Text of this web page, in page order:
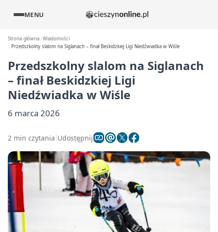
MENU
Strona główna Wiadomości
Przedszkolny slalom na Siglanach – finał Beskidzkiej Ligi Niedźwiadka w Wiśle
Przedszkolny slalom na Siglanach
– finał Beskidzkiej Ligi
Niedźwiadka w Wiśle
6 marca 2026
2 min czytania Udostępnij